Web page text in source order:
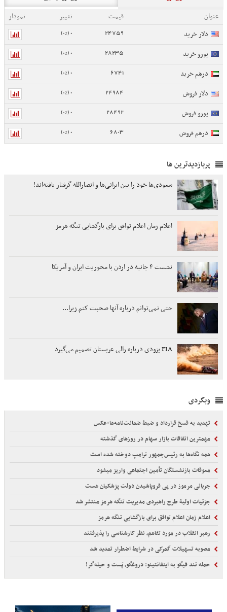
عنوان
قیمت تغییر
نمودار
دلار خرید
24759
0 (0%)
یورو خرید 28235
0 (0%)
درهم خرید 6741
0 (0%)
دلار فروش 24984
0 (0%)
یورو فروش 28492
0 (0%)
درهم فروش 6803
0 (0%)
پربازدیدترین ها
سعودی‌ها خود را بین ایرانی‌ها و انصارالله گرفتار یافته‌اند!
اعلام زمان اعلام توافق برای بازگشایی تنگه هرمز
نشست ۴ جانبه در اردن با محوریت ایران و آمریکا
حتی نمی‌توانم درباره آنها صحبت کنم زیرا...
FIA یزودی درباره رالی عربستان تصمیم می‌گیرد
وبگردی
تهدید به فسخ قرارداد و ضبط ضمانت‌نامه‌ها+عکس
مهمترین اتفاقات بازار سهام در روزهای گذشته
همه نگاه‌ها به رئیس‌جمهور ترامپ دوخته شده است
معوقات بازنشستگان تأمین اجتماعی واریز میشود
جریانی مرموز در پی فروپاشیدن دولت پزشکیان هست
جزئیات اولیۀ طرح راهبردی مدیریت تنگه هرمز منتشر شد
اعلام زمان اعلام توافق برای بازگشایی تنگه هرمز
رهبر انقلاب در مورد تفاهم، نظر کارشناسی را پذیرفتند
مصوبه تسهیلات گمرکی در شرایط اضطرار تمدید شد
حمله تند فیگو به اینفانتینو: دروغگو، پَست‌ و حیله‌گر!